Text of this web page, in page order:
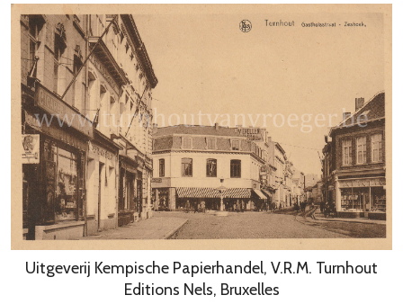
Uitgeverij Kempische Papierhandel, V.R.M. Turnhout
Editions Nels, Bruxelles